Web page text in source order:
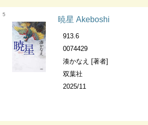
5
暁星 Akeboshi
913.6
0074429
湊かなえ [著者]
双葉社
2025/11